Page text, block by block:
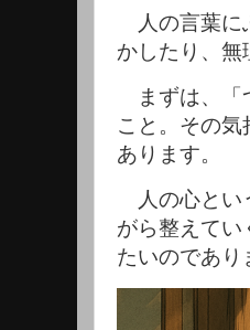
人の言葉に
かしたり、無
まずは、「
こと。その
あります。
人の心とい
がら整えてい
たいのであり